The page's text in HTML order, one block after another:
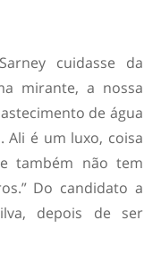
cuidasse da
mirante, a nossa
de água
Ali é um luxo, coisa
também não tem
Do candidato a
depois de ser